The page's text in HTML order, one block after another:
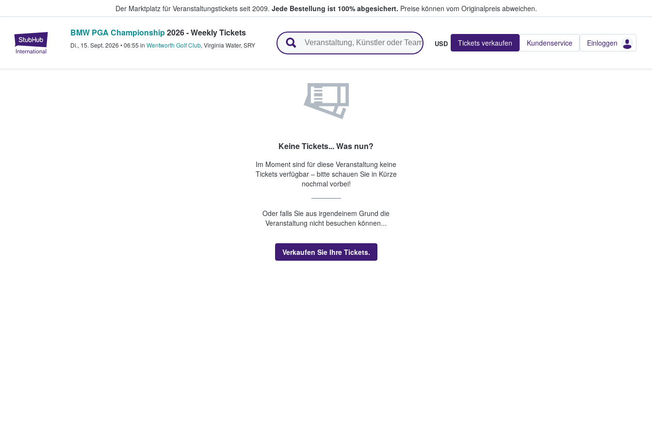
Der Marktplatz für Veranstaltungstickets seit 2009. Jede Bestellung ist 100% abgesichert. Preise können vom Originalpreis abweichen.
StubHub - Wo Fans Tickets kaufen & verkaufen
BMW PGA Championship2026 - Weekly Tickets
Di., 15. Sept. 2026 •06:55 in Wentworth Golf Club, Virginia Water, SRY USD Tickets verkaufen Kundenservice Einloggen
Keine Tickets... Was nun?
Im Moment sind für diese Veranstaltung keine
Tickets verfügbar – bitte schauen Sie in Kürze
nochmal vorbei!
Oder falls Sie aus irgendeinem Grund die
Veranstaltung nicht besuchen können...
Verkaufen Sie Ihre Tickets.